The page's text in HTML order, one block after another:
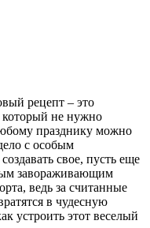
рецепт – это
который не нужно
празднику можно
с особым
свое, пусть еще
завораживающим
ведь за считанные
в чудесную
устроить этот веселый